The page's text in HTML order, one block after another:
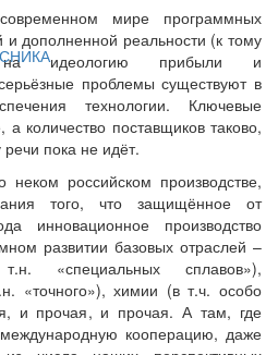
мире программных
дополненной реальности (к тому
идеологию прибыли и
проблемы существуют в
технологии. Ключевые
количество поставщиков таково,
речи пока не идёт.
российском производстве,
того, что защищённое от
инновационное производство
развитии базовых отраслей –
«специальных сплавов»),
«точного»), химии (в т.ч. особо
и прочая, и прочая. А там, где
кооперацию, даже